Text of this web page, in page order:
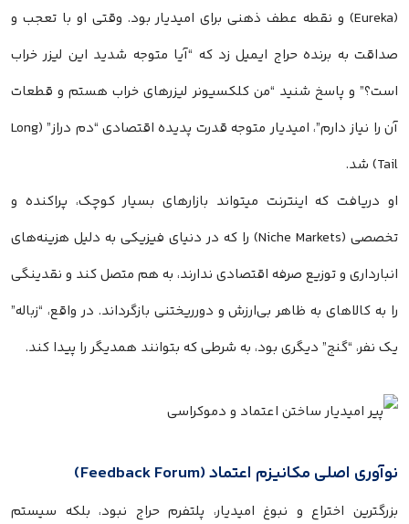
(Eureka) و نقطه عطف ذهنی برای امیدیار بود. وقتی او با تعجب و
صداقت به برنده حراج ایمیل زد که “آیا متوجه شدید این لیزر خراب
است؟” و پاسخ شنید “من کلکسیونر لیزرهای خراب هستم و قطعات
آن را نیاز دارم”، امیدیار متوجه قدرت پدیده اقتصادی “دم دراز” (Long
Tail) شد.
او دریافت که اینترنت میتواند بازارهای بسیار کوچک، پراکنده و
تخصصی (Niche Markets) را که در دنیای فیزیکی به دلیل هزینه‌های
انبارداری و توزیع صرفه اقتصادی ندارند، به هم متصل کند و نقدینگی
را به کالاهای به ظاهر بی‌ارزش و دورریختنی بازگرداند. در واقع، “زباله”
یک نفر، “گنج” دیگری بود، به شرطی که بتوانند همدیگر را پیدا کند.
نوآوری اصلی مکانیزم اعتماد (Feedback Forum)
بزرگترین اختراع و نبوغ امیدیار، پلتفرم حراج نبود، بلکه سیستم